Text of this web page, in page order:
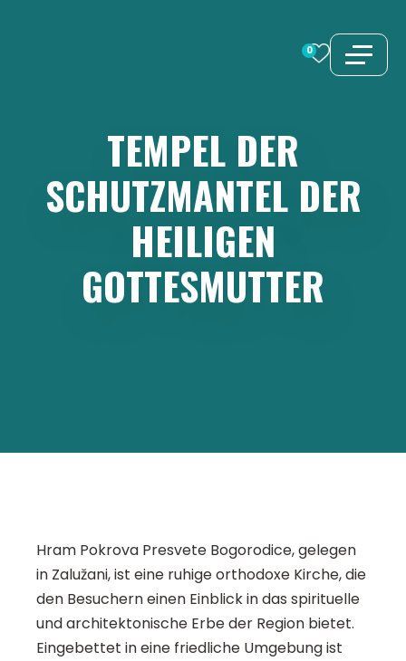
0
TEMPEL DER
SCHUTZMANTEL DER
HEILIGEN
GOTTESMUTTER
Hram Pokrova Presvete Bogorodice, gelegen
in Zalužani, ist eine ruhige orthodoxe Kirche, die
den Besuchern einen Einblick in das spirituelle
und architektonische Erbe der Region bietet.
Eingebettet in eine friedliche Umgebung ist